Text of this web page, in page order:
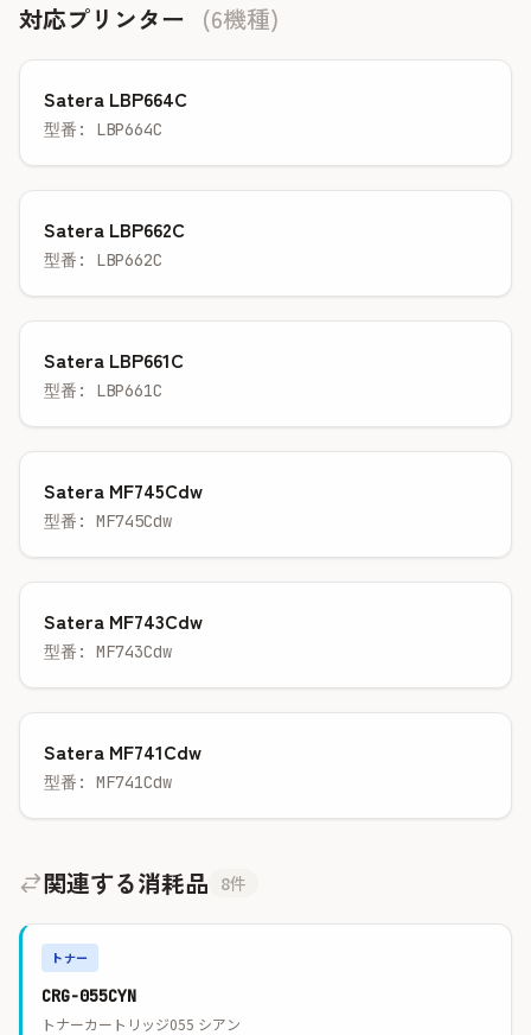
対応プリンター (6機種)
Satera LBP664C
型番: LBP664C
Satera LBP662C
型番: LBP662C
Satera LBP661C
型番: LBP661C
Satera MF745Cdw
型番: MF745Cdw
Satera MF743Cdw
型番: MF743Cdw
Satera MF741Cdw
型番: MF741Cdw
関連する消耗品 8件
トナー
CRG-055CYN
トナーカートリッジ055 シアン